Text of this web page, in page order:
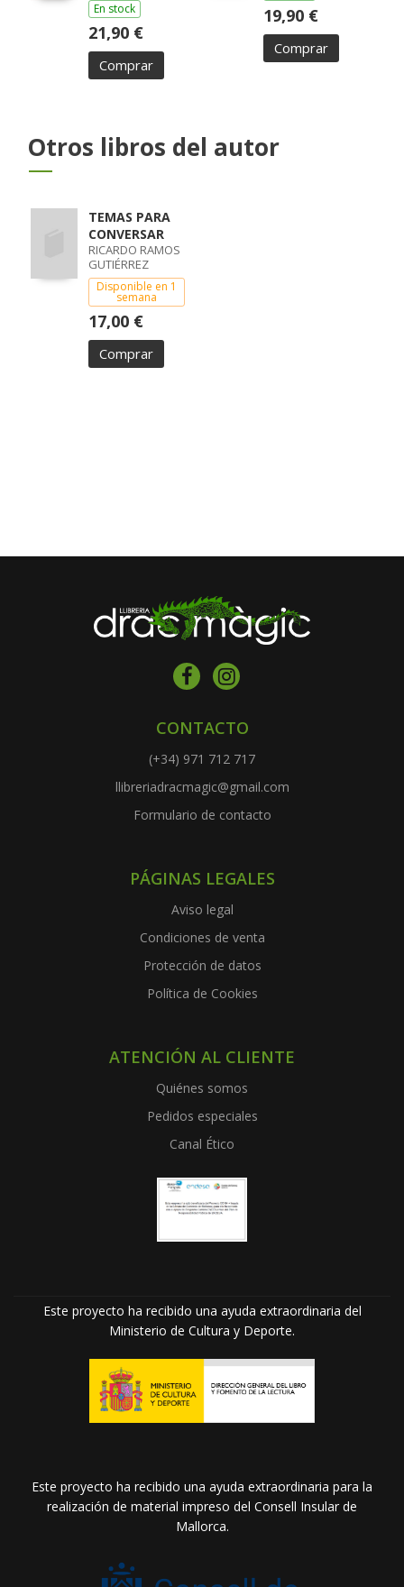
En stock
21,90 €
Comprar
19,90 €
Comprar
Otros libros del autor
TEMAS PARA
CONVERSAR
RICARDO RAMOS
GUTIÉRREZ
Disponible en 1
semana
17,00 €
Comprar
CONTACTO
(+34) 971 712 717
llibreriadracmagic@gmail.com
Formulario de contacto
PÁGINAS LEGALES
Aviso legal
Condiciones de venta
Protección de datos
Política de Cookies
ATENCIÓN AL CLIENTE
Quiénes somos
Pedidos especiales
Canal Ético
Este proyecto ha recibido una ayuda extraordinaria del
Ministerio de Cultura y Deporte.
Este proyecto ha recibido una ayuda extraordinaria para la
realización de material impreso del Consell Insular de
Mallorca.